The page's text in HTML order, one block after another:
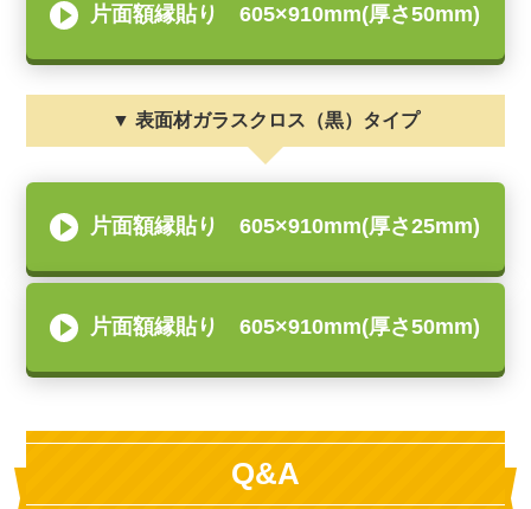
片面額縁貼り 605×910mm(厚さ50mm)
▼ 表面材ガラスクロス（黒）タイプ
片面額縁貼り 605×910mm(厚さ25mm)
片面額縁貼り 605×910mm(厚さ50mm)
Q&A